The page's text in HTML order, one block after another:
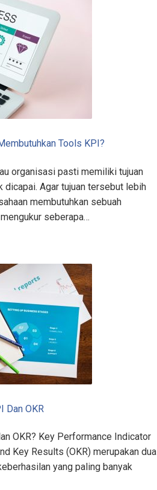
Tools KPI?
organisasi pasti memiliki tujuan
dicapai. Agar tujuan tersebut lebih
membutuhkan sebuah
seberapa…
Dan OKR
OKR? Key Performance Indicator
Key Results (OKR) merupakan dua
yang paling banyak